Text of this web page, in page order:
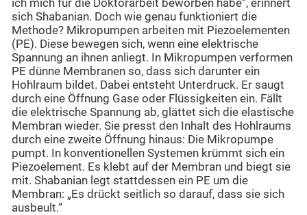
ich mich für die Doktorarbeit beworben habe“, erinnert
sich Shabanian. Doch wie genau funktioniert die
Methode? Mikropumpen arbeiten mit Piezoelementen
(PE). Diese bewegen sich, wenn eine elektrische
Spannung an ihnen anliegt. In Mikropumpen verformen
PE dünne Membranen so, dass sich darunter ein
Hohlraum bildet. Dabei entsteht Unterdruck. Er saugt
durch eine Öffnung Gase oder Flüssigkeiten ein. Fällt
die elektrische Spannung ab, glättet sich die elastische
Membran wieder. Sie presst den Inhalt des Hohlraums
durch eine zweite Öffnung hinaus: Die Mikropumpe
pumpt. In konventionellen Systemen krümmt sich ein
Piezoelement. Es klebt auf der Membran und biegt sie
mit. Shabanian legt stattdessen ein PE um die
Membran: „Es drückt seitlich so darauf, dass sie sich
ausbeult.“